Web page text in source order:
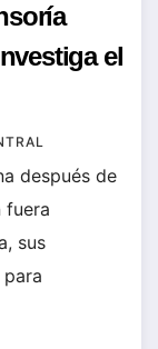
el
después de
fuera
sus